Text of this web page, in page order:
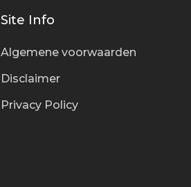
Site Info
Algemene voorwaarden
Disclaimer
Privacy Policy